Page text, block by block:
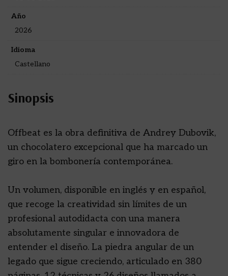
Año
2026
Idioma
Castellano
Sinopsis
Offbeat es la obra definitiva de Andrey Dubovik,
un chocolatero excepcional que ha marcado un
giro en la bombonería contemporánea.
Un volumen, disponible en inglés y en español,
que recoge la creatividad sin límites de un
profesional autodidacta con una manera
absolutamente singular e innovadora de
entender el diseño. La piedra angular de un
legado que sigue creciendo, articulado en 380